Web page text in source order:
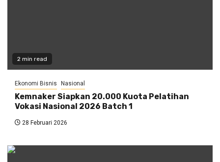
2 min read
Ekonomi Bisnis Nasional
Kemnaker Siapkan 20.000 Kuota Pelatihan
Vokasi Nasional 2026 Batch 1
28 Februari 2026